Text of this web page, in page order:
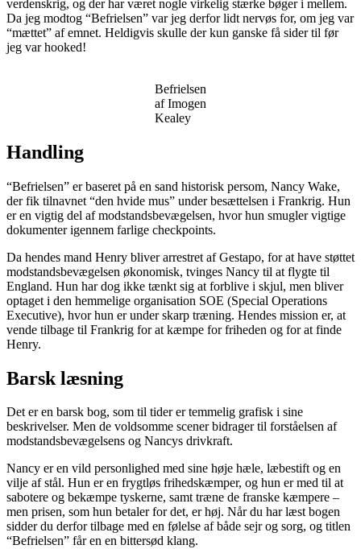
verdenskrig, og der har været nogle virkelig stærke bøger i mellem.
Da jeg modtog “Befrielsen” var jeg derfor lidt nervøs for, om jeg var
“mættet” af emnet. Heldigvis skulle der kun ganske få sider til før
jeg var hooked!
Befrielsen
af Imogen
Kealey
Handling
“Befrielsen” er baseret på en sand historisk persom, Nancy Wake,
der fik tilnavnet “den hvide mus” under besættelsen i Frankrig. Hun
er en vigtig del af modstandsbevægelsen, hvor hun smugler vigtige
dokumenter igennem farlige checkpoints.
Da hendes mand Henry bliver arrestret af Gestapo, for at have støttet
modstandsbevægelsen økonomisk, tvinges Nancy til at flygte til
England. Hun har dog ikke tænkt sig at forblive i skjul, men bliver
optaget i den hemmelige organisation SOE (Special Operations
Executive), hvor hun er under skarp træning. Hendes mission er, at
vende tilbage til Frankrig for at kæmpe for friheden og for at finde
Henry.
Barsk læsning
Det er en barsk bog, som til tider er temmelig grafisk i sine
beskrivelser. Men de voldsomme scener bidrager til forståelsen af
modstandsbevægelsens og Nancys drivkraft.
Nancy er en vild personlighed med sine høje hæle, læbestift og en
vilje af stål. Hun er en frygtløs frihedskæmper, og hun er med til at
sabotere og bekæmpe tyskerne, samt træne de franske kæmpere –
men prisen, som hun betaler for det, er høj. Når du har læst bogen
sidder du derfor tilbage med en følelse af både sejr og sorg, og titlen
“Befrielsen” får en en bittersød klang.